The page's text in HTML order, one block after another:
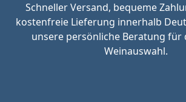
Schneller Versand, bequeme
kostenfreie Lieferung innerhalb
unsere persönliche Beratung für
Weinauswahl.